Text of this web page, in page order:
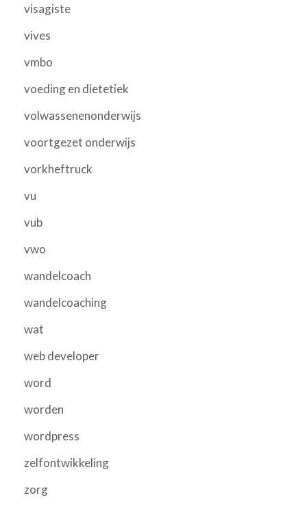
visagiste
vives
vmbo
voeding en dietetiek
volwassenenonderwijs
voortgezet onderwijs
vorkheftruck
vu
vub
vwo
wandelcoach
wandelcoaching
wat
web developer
word
worden
wordpress
zelfontwikkeling
zorg